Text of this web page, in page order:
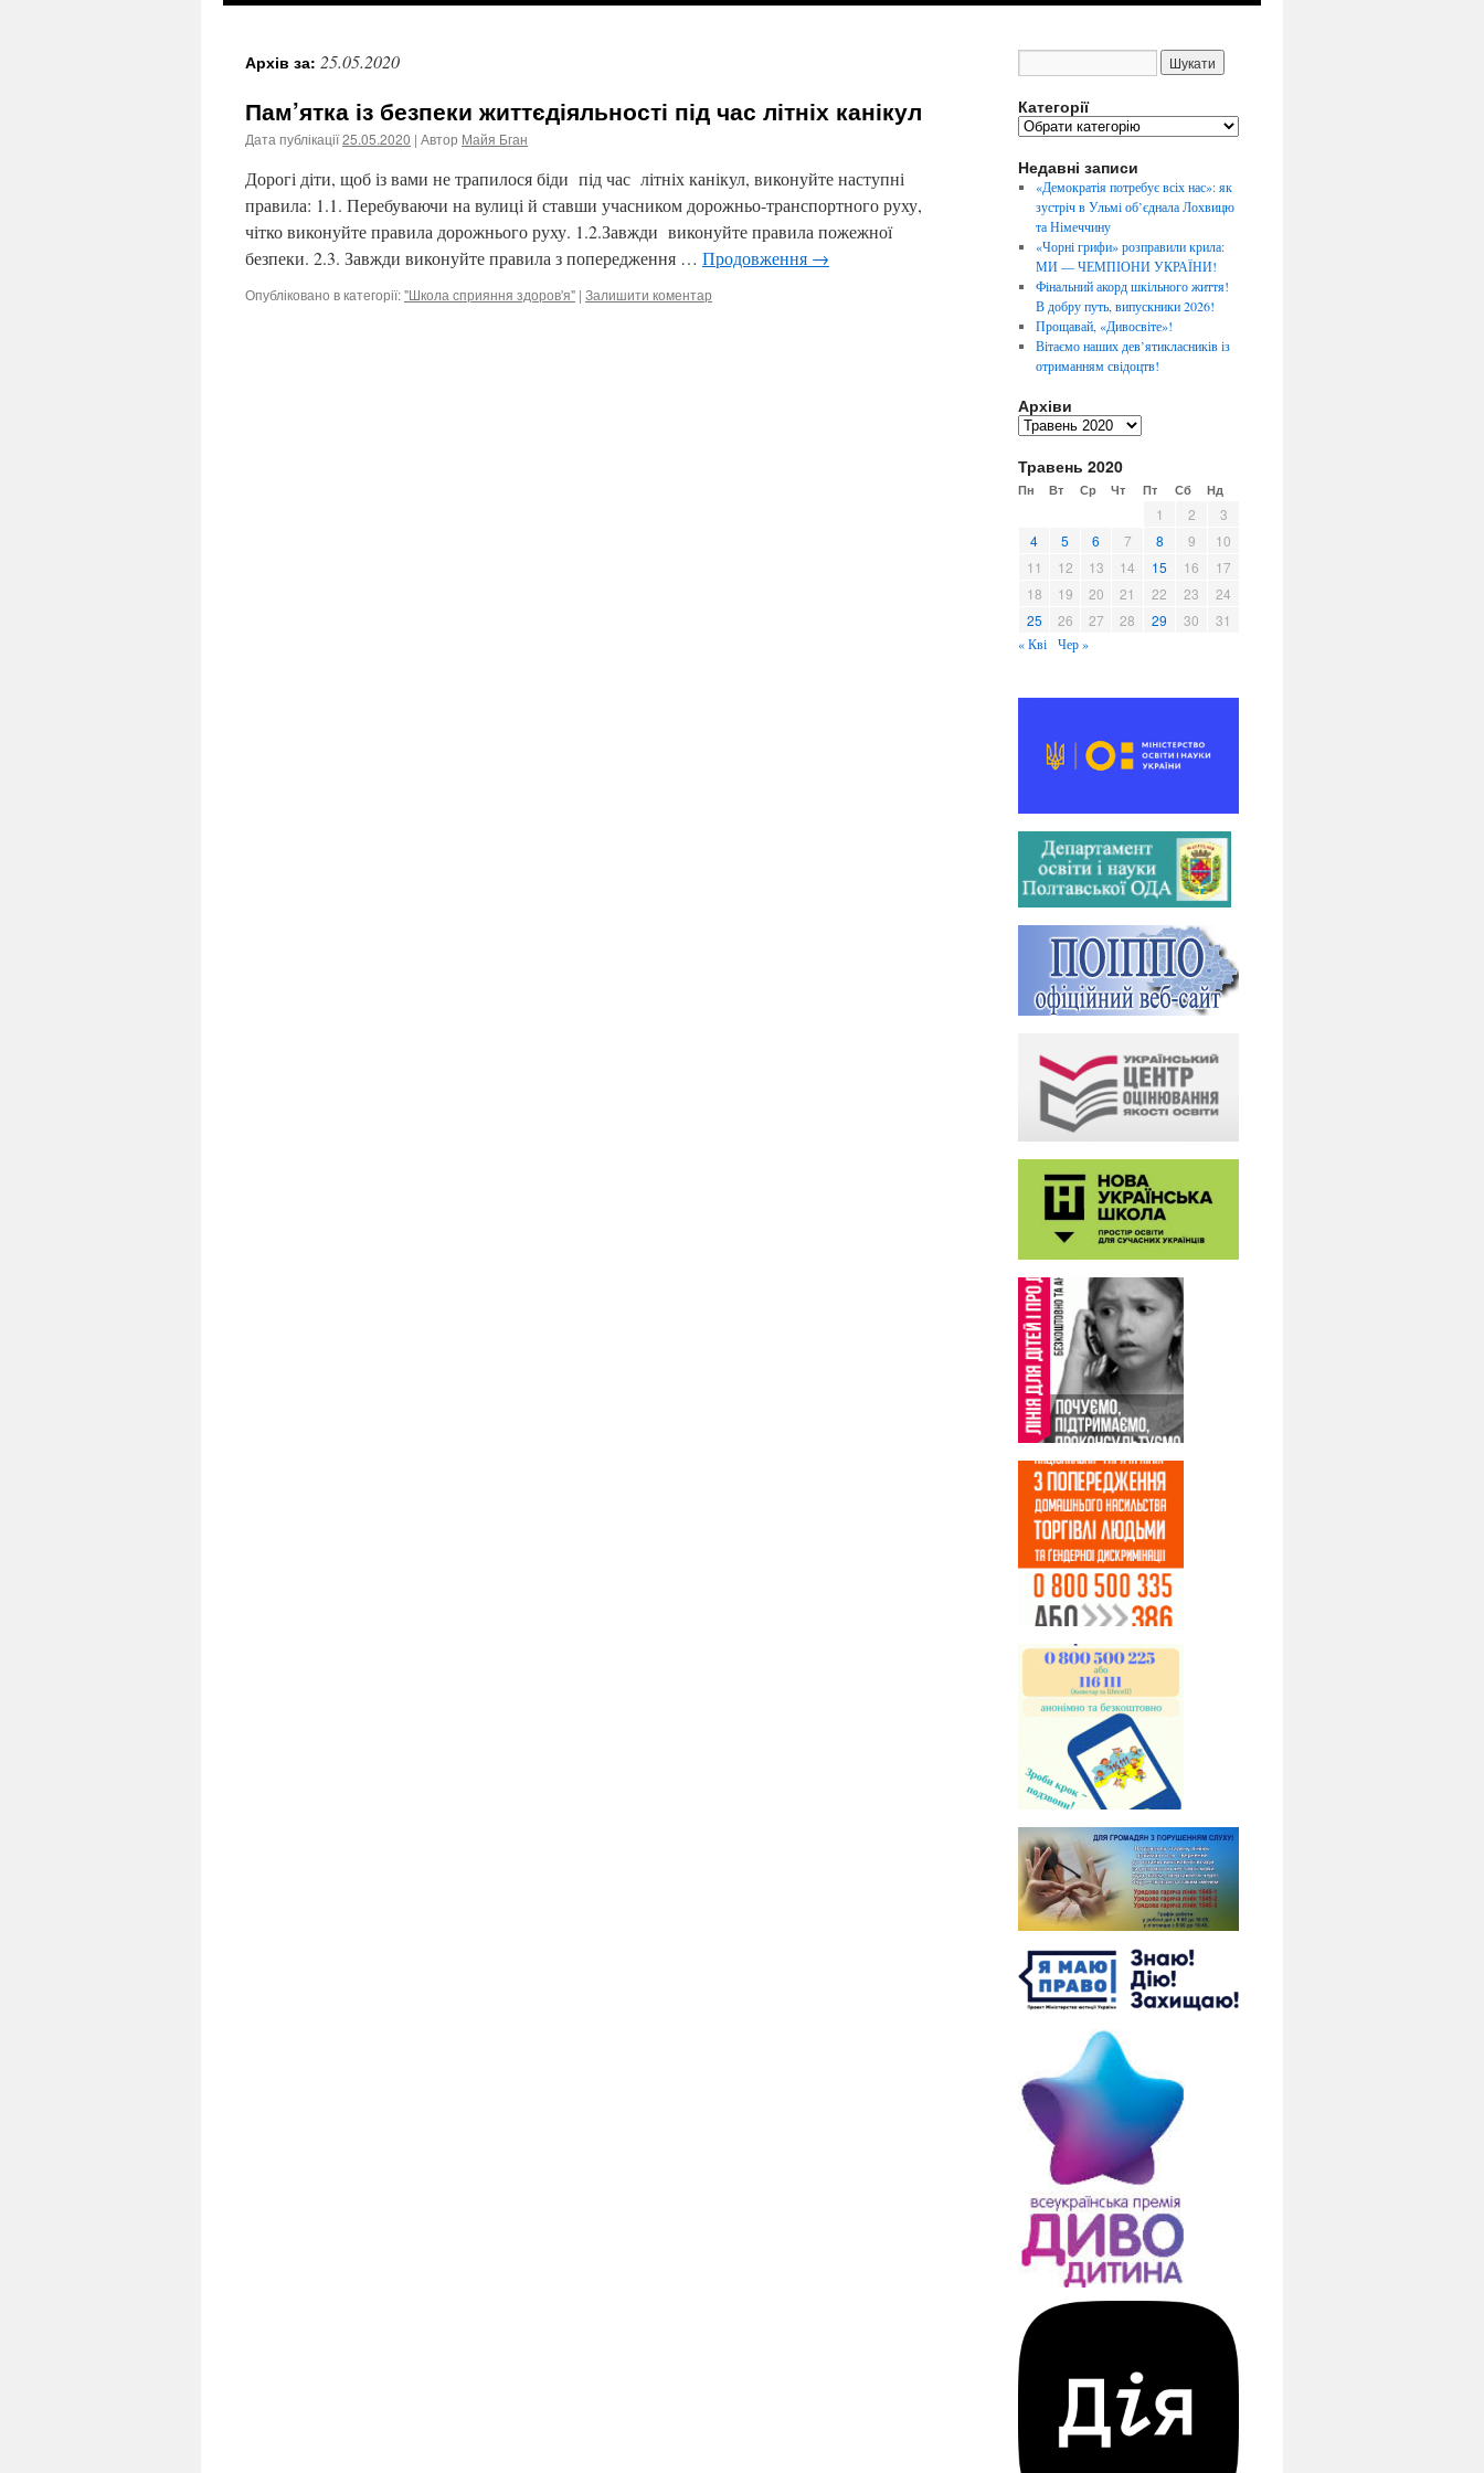
Архів за: 25.05.2020
Пам’ятка із безпеки життєдіяльності під час літніх канікул
Дата публікації25.05.2020 | Автор Майя Бган
Дорогі діти, щоб із вами не трапилося біди під час літніх канікул, виконуйте наступні
правила: 1.1. Перебуваючи на вулиці й ставши учасником дорожньо-транспортного руху,
чітко виконуйте правила дорожнього руху. 1.2.Завжди виконуйте правила пожежної
безпеки. 2.3. Завжди виконуйте правила з попередження … Продовження →
Опубліковано в категорії:"Школа сприяння здоров'я" | Залишити коментар
Категорії
К
т
е
р
ї
Недавні записи
«Демократія потребує всіх нас»: як
зустріч в Ульмі об’єднала Лохвицю
та Німеччину
«Чорні грифи» розправили крила:
МИ — ЧЕМПІОНИ УКРАЇНИ!
Фінальний акорд шкільного життя!
В добру путь, випускники 2026!
Прощавай, «Дивосвіте»!
Вітаємо наших дев’ятикласників із
отриманням свідоцтв!
Архіви
А
х
і
Травень 2020
Пн Вт Ср Чт Пт Сб Нд
1 2
3
4
5 6 7 8 9
10
11
12 13 14 15 16
17
18
19 20 21 22 23
24
25
26 27 28 29 30 31
« Кві Чер »